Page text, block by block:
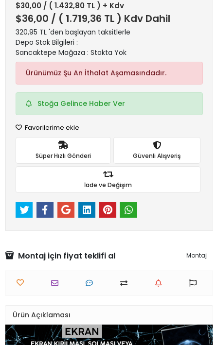
$30,00 / ( 1.432,80 TL ) + Kdv
$36,00 / ( 1.719,36 TL ) Kdv Dahil
320,95 TL 'den başlayan taksitlerle
Depo Stok Bilgileri :
Sancaktepe Mağaza : Stokta Yok
Ürünümüz Şu An İthalat Aşamasındadır.
Stoğa Gelince Haber Ver
Favorilerime ekle
Süper Hızlı Gönderi Güvenli Alışveriş
İade ve Değişim
Montaj için fiyat teklifi al Montaj
Ürün Açıklaması